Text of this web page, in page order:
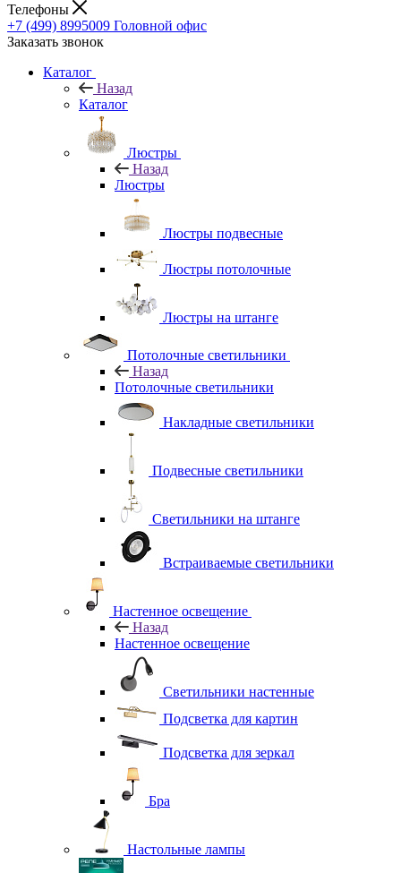
Телефоны
+7 (499) 8995009 Головной офис
Заказать звонок
Каталог
Назад
Каталог
Люстры
Назад
Люстры
Люстры подвесные
Люстры потолочные
Люстры на штанге
Потолочные светильники
Назад
Потолочные светильники
Накладные светильники
Подвесные светильники
Светильники на штанге
Встраиваемые светильники
Настенное освещение
Назад
Настенное освещение
Светильники настенные
Подсветка для картин
Подсветка для зеркал
Бра
Настольные лампы